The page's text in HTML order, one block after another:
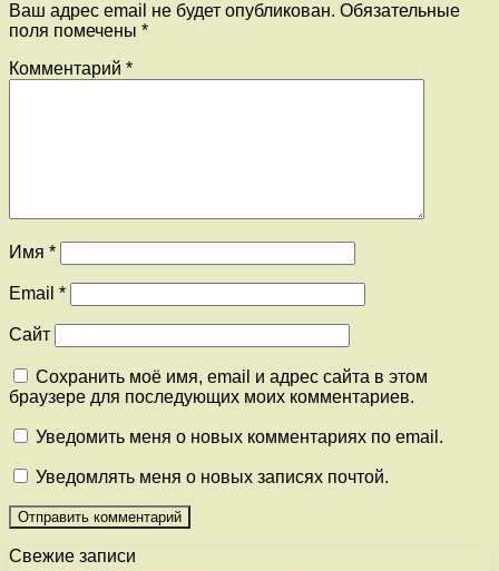
Ваш адрес email не будет опубликован. Обязательные
поля помечены *
Комментарий *
Имя *
Email *
Сайт
Сохранить моё имя, email и адрес сайта в этом
браузере для последующих моих комментариев.
Уведомить меня о новых комментариях по email.
Уведомлять меня о новых записях почтой.
Свежие записи